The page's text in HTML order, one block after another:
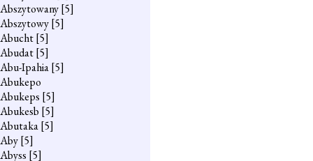
Abszytowany[5]
Abszytowy[5]
Abucht[5]
Abudat[5]
Abu-Ipahia[5]
Abukepo
Abukeps [5]
Abukesb [5]
Abutaka[5]
Aby[5]
Abyss [5]